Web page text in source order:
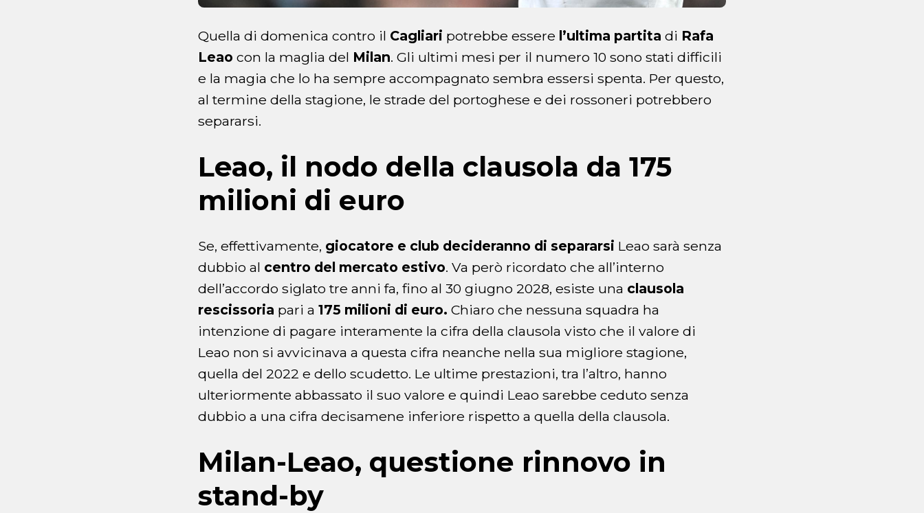
Quella di domenica contro il Cagliari potrebbe essere l’ultima partita di Rafa
Leao con la maglia del Milan. Gli ultimi mesi per il numero 10 sono stati difficili
e la magia che lo ha sempre accompagnato sembra essersi spenta. Per questo,
al termine della stagione, le strade del portoghese e dei rossoneri potrebbero
separarsi.
Leao, il nodo della clausola da 175
milioni di euro
Se, effettivamente, giocatore e club decideranno di separarsi Leao sarà senza
dubbio al centro del mercato estivo. Va però ricordato che all’interno
dell’accordo siglato tre anni fa, fino al 30 giugno 2028, esiste una clausola
rescissoria pari a 175 milioni di euro. Chiaro che nessuna squadra ha
intenzione di pagare interamente la cifra della clausola visto che il valore di
Leao non si avvicinava a questa cifra neanche nella sua migliore stagione,
quella del 2022 e dello scudetto. Le ultime prestazioni, tra l’altro, hanno
ulteriormente abbassato il suo valore e quindi Leao sarebbe ceduto senza
dubbio a una cifra decisamene inferiore rispetto a quella della clausola.
Milan-Leao, questione rinnovo in
stand-by